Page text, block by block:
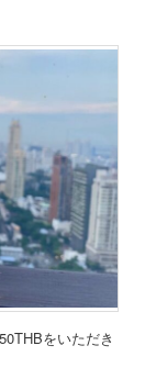
をいただき